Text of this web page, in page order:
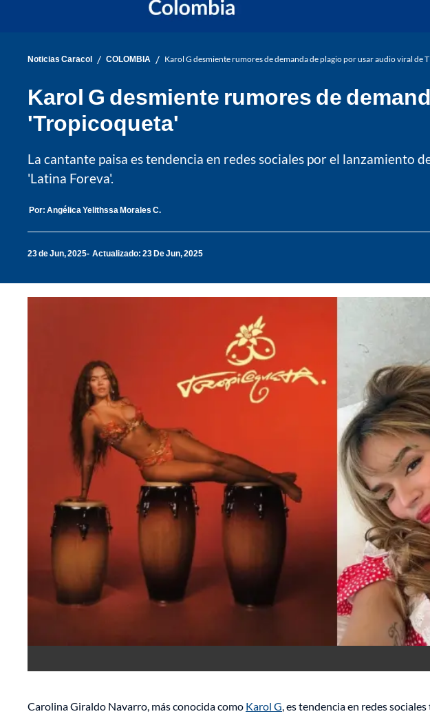
Noticias Caracol / COLOMBIA / Karol G desmiente rumores de demanda de plagio por usar audio viral de
Karol G desmiente rumores de
'Tropicoqueta'
La cantante paisa es tendencia en redes sociales por el lanzamiento
'Latina Foreva'.
Por: Angélica Yelithssa Morales C.
23 de Jun, 2025 Actualizado: 23 De Jun, 2025
Carolina Giraldo Navarro, más conocida como Karol G, es tendencia en redes